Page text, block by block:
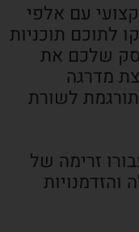
עם אלפי
לתוכם תוכניות
שלכם את
מדרגה
לשורת
זרימה של